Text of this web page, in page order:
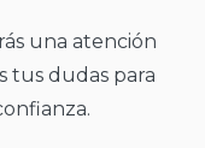
una atención
tus dudas para